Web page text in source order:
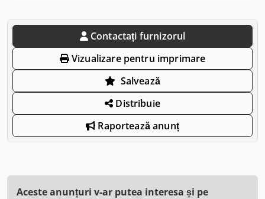
Contactați furnizorul
Vizualizare pentru imprimare
Salvează
Distribuie
Raportează anunț
Aceste anunțuri v-ar putea interesa și pe